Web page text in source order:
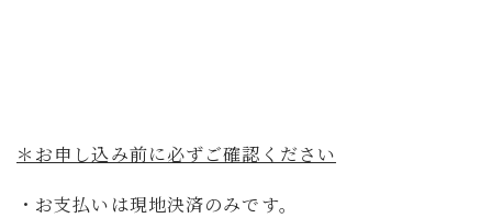
＊お申し込み前に必ずご確認ください
・お支払いは現地決済のみです。